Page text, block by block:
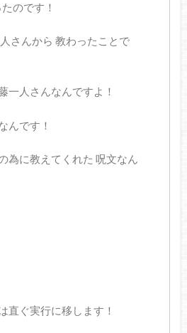
のです！
さんから 教わったことで
一人さんなんですよ！
んです！
為に教えてくれた 呪文なん
直ぐ実行に移します！